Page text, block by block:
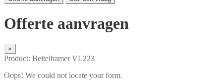
Offerte aanvragen
×
Product: Beitelhamer VL223
Oops! We could not locate your form.